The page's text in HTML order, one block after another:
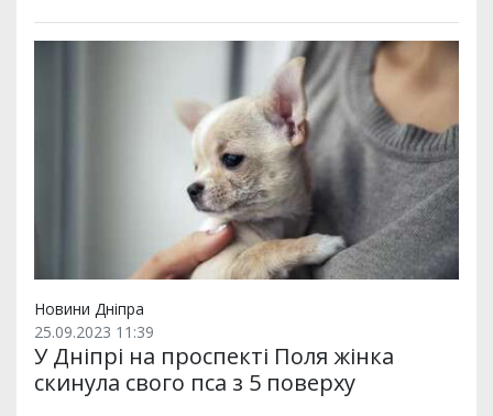
Новини Дніпра
25.09.2023 11:39
У Дніпрі на проспекті Поля жінка
скинула свого пса з 5 поверху